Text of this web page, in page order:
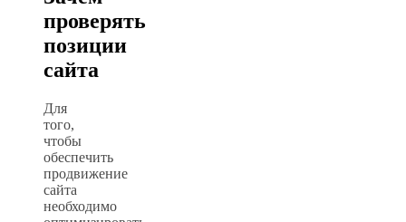
проверять
позиции
сайта
Для
того,
чтобы
обеспечить
продвижение
сайта
необходимо